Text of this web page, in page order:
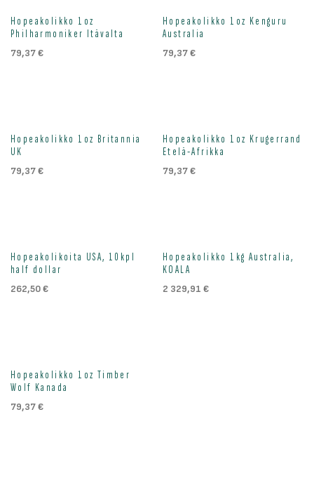
Hopeakolikko 1oz
Philharmoniker Itävalta
79,37€
Hopeakolikko 1oz Kenguru
Australia
79,37€
Hopeakolikko 1oz Britannia
UK
79,37€
Hopeakolikko 1oz Krugerrand
Etelä-Afrikka
79,37€
Loppu väliaikaisesti
Hopeakolikoita USA, 10kpl
half dollar
262,50€
Hopeakolikko 1kg Australia,
KOALA
2 329,91 €
Hopeakolikko 1oz Timber
Wolf Kanada
79,37€